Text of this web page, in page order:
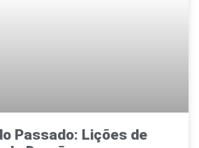
Passado: Lições de